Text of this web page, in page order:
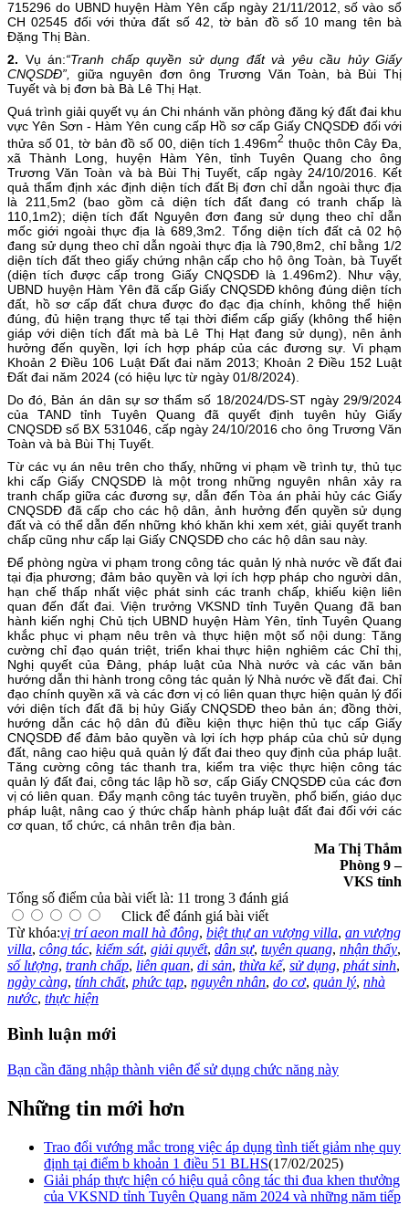
715296 do UBND huyện Hàm Yên cấp ngày 21/11/2012, số vào sổ
CH 02545 đối với thửa đất số 42, tờ bản đồ số 10 mang tên bà
Đặng Thị Bàn.
2. Vụ án:“Tranh chấp quyền sử dụng đất và yêu cầu hủy Giấy
CNQSDĐ”,
giữa nguyên đơn ông Trương Văn Toàn, bà Bùi Thị
Tuyết và bị đơn bà Bà Lê Thị Hạt.
Quá trình giải quyết vụ án Chi nhánh văn phòng đăng ký đất đai khu
vực Yên Sơn - Hàm Yên cung cấp Hồ sơ cấp Giấy CNQSDĐ đối với
thửa số 01, tờ bản đồ số 00, diện tích 1.496m2 thuộc thôn Cây Đa,
xã Thành Long, huyện Hàm Yên, tỉnh Tuyên Quang cho ông
Trương Văn Toàn và bà Bùi Thị Tuyết, cấp ngày 24/10/2016. Kết
quả thẩm định xác định diện tích đất Bị đơn chỉ dẫn ngoài thực địa
là 211,5m2 (bao gồm cả diện tích đất đang có tranh chấp là
110,1m2); diện tích đất Nguyên đơn đang sử dụng theo chỉ dẫn
mốc giới ngoài thực địa là 689,3m2. Tổng diện tích đất cả 02 hộ
đang sử dụng theo chỉ dẫn ngoài thực địa là 790,8m2, chỉ bằng 1/2
diện tích đất theo giấy chứng nhận cấp cho hộ ông Toàn, bà Tuyết
(diện tích được cấp trong Giấy CNQSDĐ là 1.496m2). Như vậy,
UBND huyện Hàm Yên đã cấp Giấy CNQSDĐ không đúng diện tích
đất, hồ sơ cấp đất chưa được đo đạc địa chính, không thể hiện
đúng, đủ hiện trạng thực tế tại thời điểm cấp giấy (không thể hiện
giáp với diện tích đất mà bà Lê Thị Hạt đang sử dụng), nên ảnh
hưởng đến quyền, lợi ích hợp pháp của các đương sự. Vi phạm
Khoản 2 Điều 106 Luật Đất đai năm 2013; Khoản 2 Điều 152 Luật
Đất đai năm 2024 (có hiệu lực từ ngày 01/8/2024).
Do đó, Bản án dân sự sơ thẩm số 18/2024/DS-ST ngày 29/9/2024
của TAND tỉnh Tuyên Quang đã quyết định tuyên hủy Giấy
CNQSDĐ số BX 531046, cấp ngày 24/10/2016 cho ông Trương Văn
Toàn và bà Bùi Thị Tuyết.
Từ các vụ án nêu trên cho thấy, những vi phạm về trình tự, thủ tục
khi cấp Giấy CNQSDĐ là một trong những nguyên nhân xảy ra
tranh chấp giữa các đương sự, dẫn đến Tòa án phải hủy các Giấy
CNQSDĐ đã cấp cho các hộ dân, ảnh hưởng đến quyền sử dụng
đất và có thể dẫn đến những khó khăn khi xem xét, giải quyết tranh
chấp cũng như cấp lại Giấy CNQSDĐ cho các hộ dân sau này.
Để phòng ngừa vi phạm trong công tác quản lý nhà nước về đất đai
tại địa phương; đảm bảo quyền và lợi ích hợp pháp cho người dân,
hạn chế thấp nhất việc phát sinh các tranh chấp, khiếu kiện liên
quan đến đất đai. Viện trưởng VKSND tỉnh Tuyên Quang đã ban
hành kiến nghị Chủ tịch UBND huyện Hàm Yên, tỉnh Tuyên Quang
khắc phục vi phạm nêu trên và thực hiện một số nội dung: Tăng
cường chỉ đạo quán triệt, triển khai thực hiện nghiêm các Chỉ thị,
Nghị quyết của Đảng, pháp luật của Nhà nước và các văn bản
hướng dẫn thi hành trong công tác quản lý Nhà nước về đất đai. Chỉ
đạo chính quyền xã và các đơn vị có liên quan thực hiện quản lý đối
với diện tích đất đã bị hủy Giấy CNQSDĐ theo bản án; đồng thời,
hướng dẫn các hộ dân đủ điều kiện thực hiện thủ tục cấp Giấy
CNQSDĐ để đảm bảo quyền và lợi ích hợp pháp của chủ sử dụng
đất, nâng cao hiệu quả quản lý đất đai theo quy định của pháp luật.
Tăng cường công tác thanh tra, kiểm tra việc thực hiện công tác
quản lý đất đai, công tác lập hồ sơ, cấp Giấy CNQSDĐ của các đơn
vị có liên quan. Đẩy mạnh công tác tuyên truyền, phổ biến, giáo dục
pháp luật, nâng cao ý thức chấp hành pháp luật đất đai đối với các
cơ quan, tổ chức, cá nhân trên địa bàn.
Ma Thị Thắm
Phòng 9 –
VKS tỉnh
Tổng số điểm của bài viết là: 11 trong 3 đánh giá
Click để đánh giá bài viết
Từ khóa:vị trí aeon mall hà đông, biệt thự an vượng villa, an vượng
villa, công tác, kiểm sát, giải quyết, dân sự, tuyên quang, nhận thấy,
số lượng, tranh chấp, liên quan, di sản, thừa kế, sử dụng, phát sinh,
ngày càng, tính chất, phức tạp, nguyên nhân, do cơ, quản lý, nhà
nước, thực hiện
Bình luận mới
Bạn cần đăng nhập thành viên để sử dụng chức năng này
Những tin mới hơn
Trao đổi vướng mắc trong việc áp dụng tình tiết giảm nhẹ quy
định tại điểm b khoản 1 điều 51 BLHS(17/02/2025)
Giải pháp thực hiện có hiệu quả công tác thi đua khen thưởng
của VKSND tỉnh Tuyên Quang năm 2024 và những năm tiếp